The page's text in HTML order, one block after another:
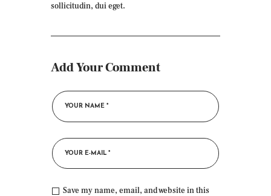
sollicitudin, dui eget.
Add Your Comment
Save my name, email, and website in this